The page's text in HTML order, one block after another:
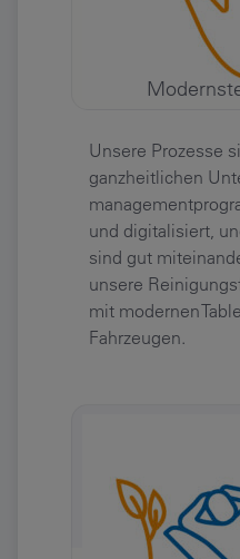
Unsere Prozesse
ganzheitlichen
und digitalisiert,
sind gut
unsere
mit modernen
Fahrzeugen.